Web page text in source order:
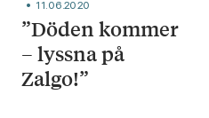
11.06.2020
”Döden kommer
– lyssna på
Zalgo!”